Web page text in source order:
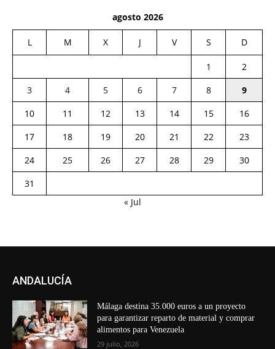
agosto 2026
L M X J V S D
1
2
3
4 5 6 7 8
9
10
11 12 13 14 15
16
17
18 19 20 21 22
23
24
25 26 27 28 29
30
31
« Jul
ANDALUCÍA
Málaga destina 35.000 euros a un proyecto
para garantizar reparto de material y comprar
alimentos para Venezuela
29 julio, 2026